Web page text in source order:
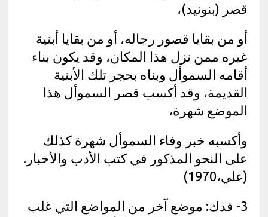
قصر (بنونيد)،
أو من بقايا قصور رجاله، أو من بقايا أبنية
غيره ممن نزل هذا المكان، وقد يكون بناء
أقامه السموأل وبناه بحجر تلك الأبنية
القديمة، وقد أكسب قصر السموأل هذا
الموضع شهرة،
وأكسبه خبر وفاء السموأل شهرة كذلك
على النحو المذكور في كتب الأدب والأخبار.
(علي،1970)
3- فدك: موضع آخر من المواضع التي غلب